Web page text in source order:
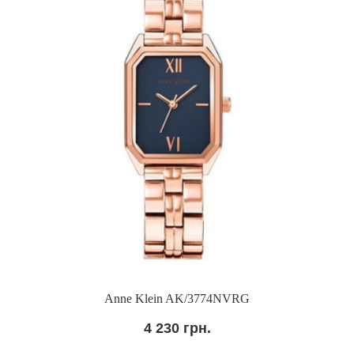
Anne Klein AK/3774NVRG
4 230 грн.